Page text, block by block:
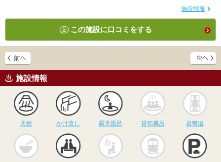
施設情報
この施設に口コミをする
施設情報
天然
かけ流し
かけ流し
露天風呂
露天風呂
貸切風呂
貸切風呂 岩盤浴
サウナ